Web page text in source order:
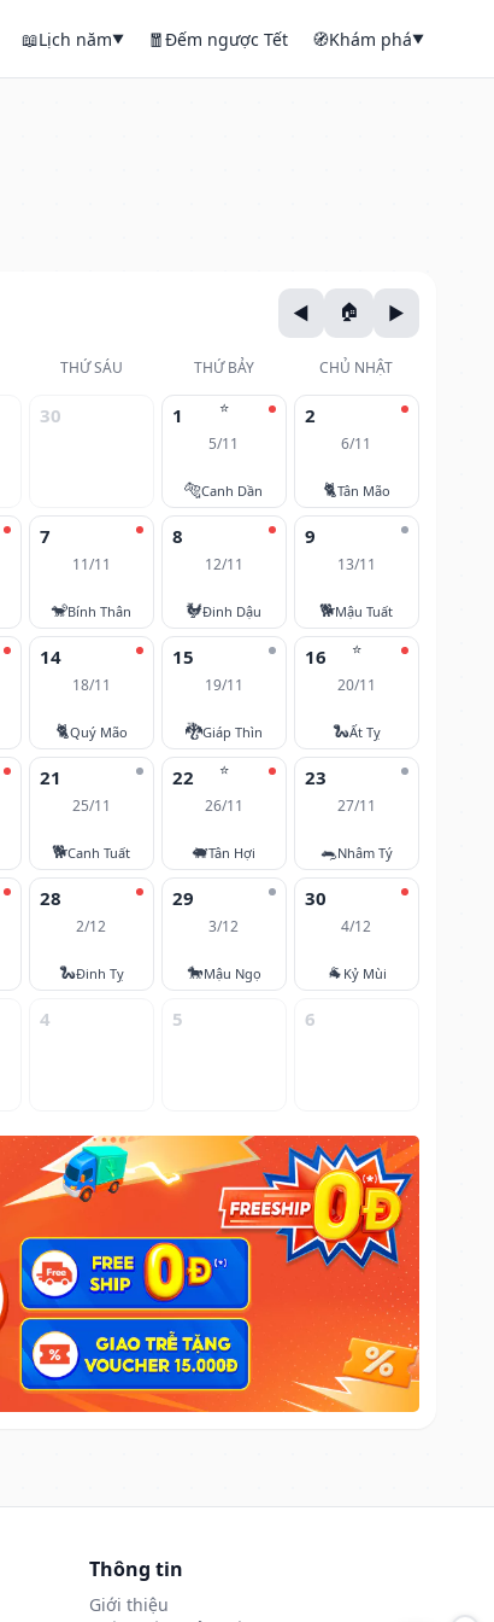
📖Lịch năm▼ 🧧Đếm ngược Tết 🧭Khám phá▼
THỨ SÁU THỨ BẢY CHỦ NHẬT
30 ⭐
1
5/11
🐅Canh Dần
2
6/11
🐈Tân Mão
7
11/11
🐒Bính Thân
8
12/11
🐓Đinh Dậu
9
13/11
🐕Mậu Tuất
14
18/11
🐈Quý Mão
15
19/11
🐉Giáp Thìn
⭐
16
20/11
🐍Ất Tỵ
21
25/11
🐕Canh Tuất
⭐
22
26/11
🐖Tân Hợi
23
27/11
🐀Nhâm Tý
28
2/12
🐍Đinh Tỵ
29
3/12
🐎Mậu Ngọ
30
4/12
🐐 Kỷ Mùi
4 5 6
Thông tin
Giới thiệu